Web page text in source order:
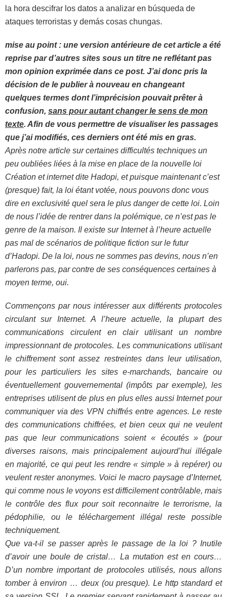
la hora descifrar los datos a analizar en búsqueda de
ataques terroristas y demás cosas chungas.
mise au point : une version antérieure de cet article a été
reprise par d’autres sites sous un titre ne reflétant pas
mon opinion exprimée dans ce post. J’ai donc pris la
décision de le publier à nouveau en changeant
quelques termes dont l’imprécision pouvait prêter à
confusion, sans pour autant changer le sens de mon
texte. Afin de vous permettre de visualiser les passages
que j’ai modifiés, ces derniers ont été mis en gras.
Après notre article sur certaines difficultés techniques un
peu oubliées liées à la mise en place de la nouvelle loi
Création et internet dite Hadopi, et puisque maintenant c’est
(presque) fait, la loi étant votée, nous pouvons donc vous
dire en exclusivité quel sera le plus danger de cette loi. Loin
de nous l’idée de rentrer dans la polémique, ce n’est pas le
genre de la maison. Il existe sur Internet à l’heure actuelle
pas mal de scénarios de politique fiction sur le futur
d’Hadopi. De la loi, nous ne sommes pas devins, nous n’en
parlerons pas, par contre de ses conséquences certaines à
moyen terme, oui.
Commençons par nous intéresser aux différents protocoles
circulant sur Internet. A l’heure actuelle, la plupart des
communications circulent en clair utilisant un nombre
impressionnant de protocoles. Les communications utilisant
le chiffrement sont assez restreintes dans leur utilisation,
pour les particuliers les sites e-marchands, bancaire ou
éventuellement gouvernemental (impôts par exemple), les
entreprises utilisent de plus en plus elles aussi Internet pour
communiquer via des VPN chiffrés entre agences. Le reste
des communications chiffrées, et bien ceux qui ne veulent
pas que leur communications soient « écoutés » (pour
diverses raisons, mais principalement aujourd’hui illégale
en majorité, ce qui peut les rendre « simple » à repérer) ou
veulent rester anonymes. Voici le macro paysage d’Internet,
qui comme nous le voyons est difficilement contrôlable, mais
le contrôle des flux pour soit reconnaitre le terrorisme, la
pédophilie, ou le téléchargement illégal reste possible
techniquement.
Que va-t-il se passer après le passage de la loi ? Inutile
d’avoir une boule de cristal… La mutation est en cours…
D’un nombre important de protocoles utilisés, nous allons
tomber à environ … deux (ou presque). Le http standard et